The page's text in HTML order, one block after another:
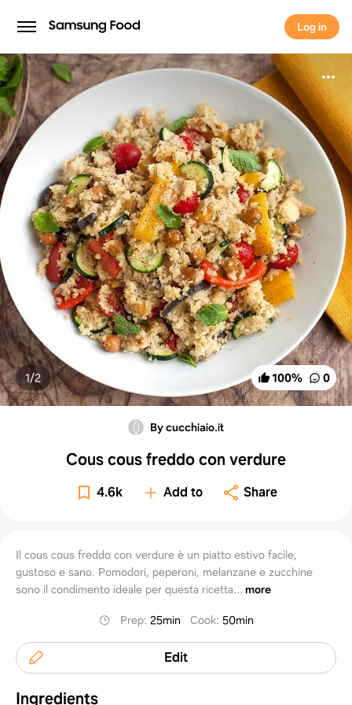
Log in
Log in
100% 0
1/2
By cucchiaio.it
Cous cous freddo con verdure
4.6k Add to Share
Il cous cous freddo con verdure è un piatto estivo facile,
gustoso e sano. Pomodori, peperoni, melanzane e zucchine
sono il condimento ideale per questa ricetta... more
Prep: 25min Cook: 50min
Edit
Ingredients